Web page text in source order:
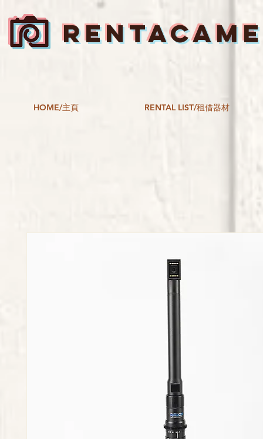
HOME/主頁 RENTAL LIST/租借器材